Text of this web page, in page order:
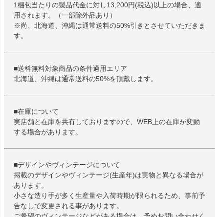
1梱包当たりの製品代金に対し13,200円(税込)以上の場合、適
用されます。（一部除外品あり）
※尚、北海道、沖縄は通常送料の50%引きとさせていただきま
す。
■送料無料対象商品の条件適用エリア
北海道、沖縄は通常送料の50%を頂戴します。
■在庫について
実店舗と在庫を共有しておりますので、WEB上の在庫が変動
する場合があります。
■デザインやヴィンテージについて
掲載のデザインやヴィンテージ(生産年)は実物と異なる場合が
あります。
小さな造り手が多く生産量や入荷時期が限られるため、事前予
告なしで変更される事があります。